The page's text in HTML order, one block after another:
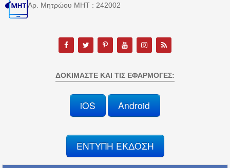
Αρ. Μητρώου MHT : 242002
ΔΟΚΙΜΆΣΤΕ ΚΑΙ ΤΙΣ ΕΦΑΡΜΟΓΈΣ:
iOS Android
ΕΝΤΥΠΗ ΕΚΔΟΣΗ